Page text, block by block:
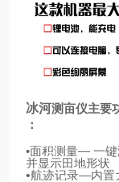
冰河测亩仪主要
：
•面积测量— 一
并显示田地形状
•航迹记录—内置